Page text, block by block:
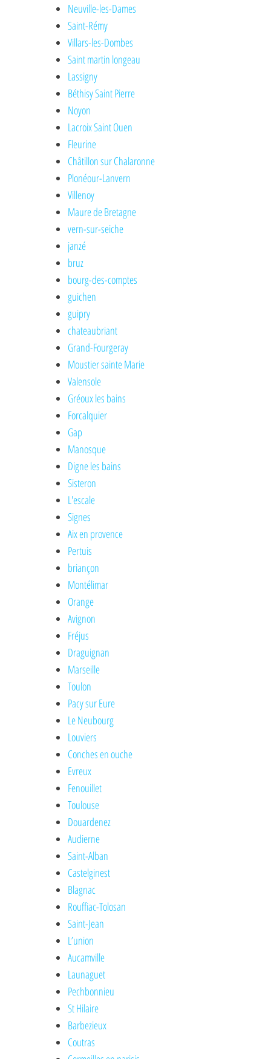
Neuville-les-Dames
Saint-Rémy
Villars-les-Dombes
Saint martin longeau
Lassigny
Béthisy Saint Pierre
Noyon
Lacroix Saint Ouen
Fleurine
Châtillon sur Chalaronne
Plonéour-Lanvern
Villenoy
Maure de Bretagne
vern-sur-seiche
janzé
bruz
bourg-des-comptes
guichen
guipry
chateaubriant
Grand-Fourgeray
Moustier sainte Marie
Valensole
Gréoux les bains
Forcalquier
Gap
Manosque
Digne les bains
Sisteron
L'escale
Signes
Aix en provence
Pertuis
briançon
Montélimar
Orange
Avignon
Fréjus
Draguignan
Marseille
Toulon
Pacy sur Eure
Le Neubourg
Louviers
Conches en ouche
Evreux
Fenouillet
Toulouse
Douardenez
Audierne
Saint-Alban
Castelginest
Blagnac
Rouffiac-Tolosan
Saint-Jean
L’union
Aucamville
Launaguet
Pechbonnieu
St Hilaire
Barbezieux
Coutras